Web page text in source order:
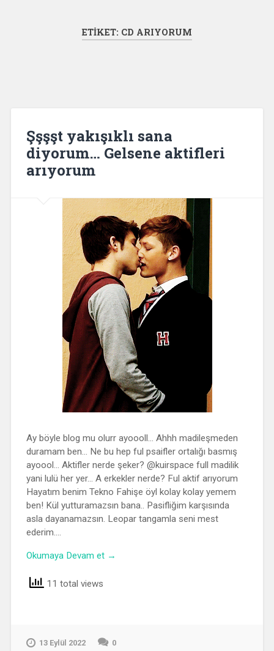
ETIKET: CD ARIYORUM
Şşşşt yakışıklı sana
diyorum… Gelsene aktifleri
arıyorum
Ay böyle blog mu olurr ayoooll… Ahhh madileşmeden
duramam ben… Ne bu hep ful psaifler ortalığı basmış
ayoool… Aktifler nerde şeker? @kuirspace full madilik
yani lulü her yer… A erkekler nerde? Ful aktif arıyorum
Hayatım benim Tekno Fahişe öyl kolay kolay yemem
ben! Kül yutturamazsın bana.. Pasifliğim karşısında
asla dayanamazsın. Leopar tangamla seni mest
ederim….
Okumaya Devam et →
11 total views
13 Eylül 2022 0